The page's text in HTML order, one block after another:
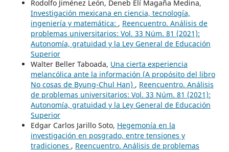
Rodolfo Jiménez León, Deneb Elí Magaña Medina,
Investigación mexicana en ciencia, tecnología,
ingeniería y matemática: , Reencuentro. Análisis de
problemas universitarios: Vol. 33 Núm. 81 (2021):
Autonomía, gratuidad y la Ley General de Educación
Superior
Walter Beller Taboada, Una cierta experiencia
melancólica ante la información (A propósito del libro
No cosas de Byung-Chul Han) , Reencuentro. Análisis
de problemas universitarios: Vol. 33 Núm. 81 (2021):
Autonomía, gratuidad y la Ley General de Educación
Superior
Edgar Carlos Jarillo Soto, Hegemonía en la
investigación en posgrado, entre tensiones y
tradiciones , Reencuentro. Análisis de problemas